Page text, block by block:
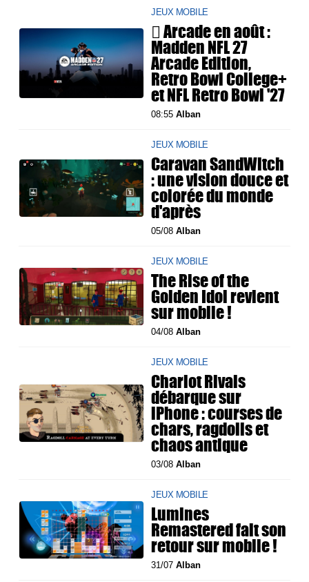
JEUX MOBILE
 Arcade en août :
Madden NFL 27
Arcade Edition,
Retro Bowl College+
et NFL Retro Bowl '27
08:55Alban
JEUX MOBILE
Caravan SandWitch
: une vision douce et
colorée du monde
d'après
05/08Alban
JEUX MOBILE
The Rise of the
Golden Idol revient
sur mobile !
04/08Alban
JEUX MOBILE
Chariot Rivals
débarque sur
iPhone : courses de
chars, ragdolls et
chaos antique
03/08Alban
JEUX MOBILE
Lumines
Remastered fait son
retour sur mobile !
31/07Alban